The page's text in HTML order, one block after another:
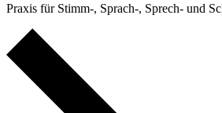
Praxis für Stimm-, Sprach-, Sprech- und